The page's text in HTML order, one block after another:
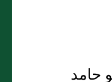
حامد